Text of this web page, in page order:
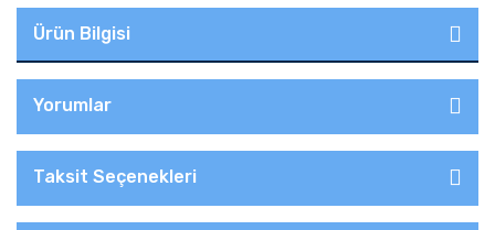
Ürün Bilgisi
Yorumlar
Taksit Seçenekleri